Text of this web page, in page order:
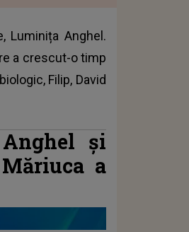
Luminița Anghel.
a crescut-o timp
Filip, David
și
a